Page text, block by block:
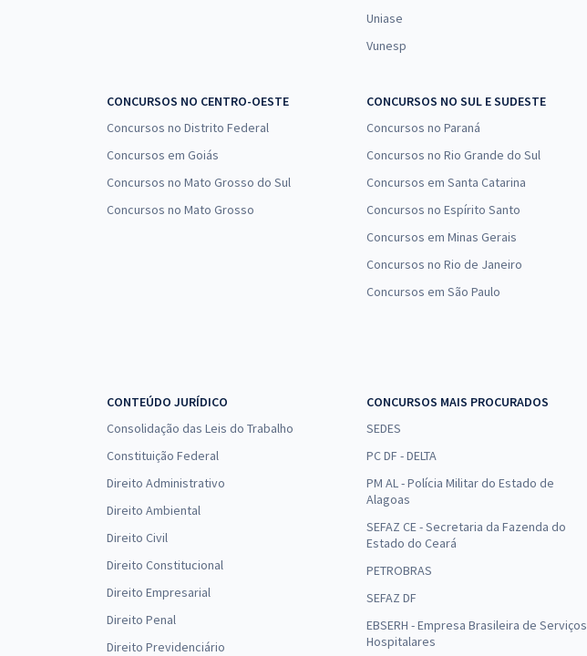
Uniase
Vunesp
CONCURSOS NO CENTRO-OESTE
Concursos no Distrito Federal
Concursos em Goiás
Concursos no Mato Grosso do Sul
Concursos no Mato Grosso
CONCURSOS NO SUL E SUDESTE
Concursos no Paraná
Concursos no Rio Grande do Sul
Concursos em Santa Catarina
Concursos no Espírito Santo
Concursos em Minas Gerais
Concursos no Rio de Janeiro
Concursos em São Paulo
CONTEÚDO JURÍDICO
Consolidação das Leis do Trabalho
Constituição Federal
Direito Administrativo
Direito Ambiental
Direito Civil
Direito Constitucional
Direito Empresarial
Direito Penal
Direito Previdenciário
CONCURSOS MAIS PROCURADOS
SEDES
PC DF - DELTA
PM AL - Polícia Militar do Estado de
Alagoas
SEFAZ CE - Secretaria da Fazenda do
Estado do Ceará
PETROBRAS
SEFAZ DF
EBSERH - Empresa Brasileira de Serviços
Hospitalares